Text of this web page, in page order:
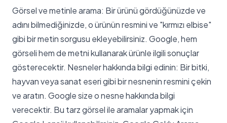
Görsel ve metinle arama: Bir ürünü gördüğünüzde ve
adını bilmediğinizde, o ürünün resmini ve "kırmızı elbise"
gibi bir metin sorgusu ekleyebilirsiniz. Google, hem
görseli hem de metni kullanarak ürünle ilgili sonuçlar
gösterecektir. Nesneler hakkında bilgi edinin: Bir bitki,
hayvan veya sanat eseri gibi bir nesnenin resmini çekin
ve aratın. Google size o nesne hakkında bilgi
verecektir. Bu tarz görsel ile aramalar yapmak için